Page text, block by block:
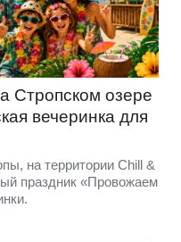
Стропском озере
вечеринка для
на территории Chill &
праздник «Провожаем